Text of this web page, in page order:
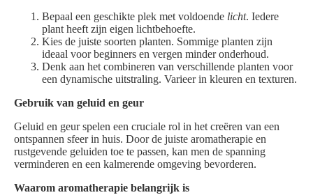
Bepaal een geschikte plek met voldoende licht. Iedere
plant heeft zijn eigen lichtbehoefte.
Kies de juiste soorten planten. Sommige planten zijn
ideaal voor beginners en vergen minder onderhoud.
Denk aan het combineren van verschillende planten voor
een dynamische uitstraling. Varieer in kleuren en texturen.
Gebruik van geluid en geur
Geluid en geur spelen een cruciale rol in het creëren van een
ontspannen sfeer in huis. Door de juiste aromatherapie en
rustgevende geluiden toe te passen, kan men de spanning
verminderen en een kalmerende omgeving bevorderen.
Waarom aromatherapie belangrijk is